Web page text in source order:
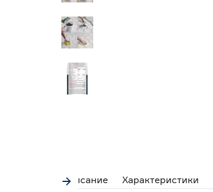
Описание Характеристики